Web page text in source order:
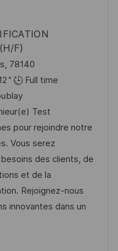
F)
78140
Full time
Test
pour rejoindre notre
Vous serez
des clients, de
et de la
Rejoignez-nous
innovantes dans un